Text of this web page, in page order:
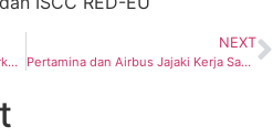
PIS Raih Penghargaan di Ajang Marketeers Editor’s Choice Award 2024
NEXT
Pertamina dan Airbus Jajaki Kerja Sama Pengembangan Sustainable Aviation Fuel di Indonesia